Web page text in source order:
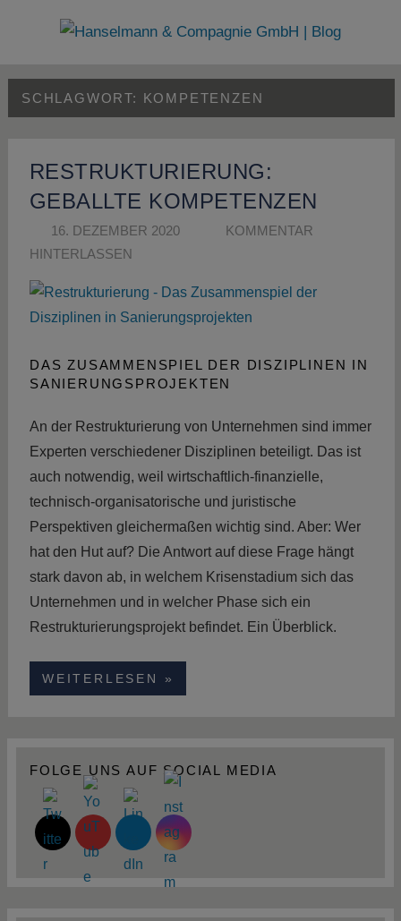
&
Compagnie
GmbH
|
Blog
SCHLAGWORT: KOMPETENZEN
RESTRUKTURIERUNG:
GEBALLTE KOMPETENZEN
16. DEZEMBER 2020 SUSANNE SCHÖN
KOMMENTAR
HINTERLASSEN
DAS ZUSAMMENSPIEL DER DISZIPLINEN IN
SANIERUNGSPROJEKTEN
An der Restrukturierung von Unternehmen sind immer
Experten verschiedener Disziplinen beteiligt. Das ist
auch notwendig, weil wirtschaftlich-finanzielle,
technisch-organisatorische und juristische
Perspektiven gleichermaßen wichtig sind. Aber: Wer
hat den Hut auf? Die Antwort auf diese Frage hängt
stark davon ab, in welchem Krisenstadium sich das
Unternehmen und in welcher Phase sich ein
Restrukturierungsprojekt befindet. Ein Überblick.
WEITERLESEN
FOLGE UNS AUF SOCIAL MEDIA